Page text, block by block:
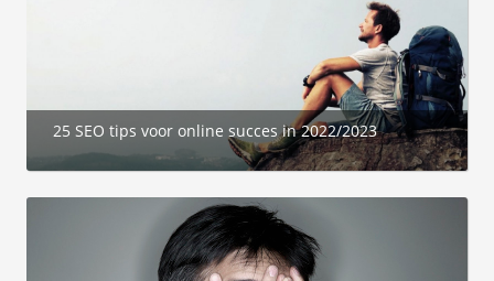
25 SEO tips voor online succes in 2022/2023